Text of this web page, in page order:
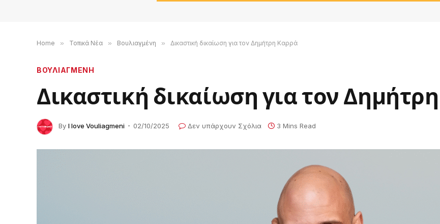
Home » Τοπικά Νέα » Βουλιαγμένη » Δικαστική δικαίωση για τον Δημήτρη Καρρά
ΒΟΥΛΙΑΓΜΕΝΗ
Δικαστική δικαίωση για τον
By I love Vouliagmeni 02/10/2025 Δεν υπάρχουν Σχόλια 3 Mins Read